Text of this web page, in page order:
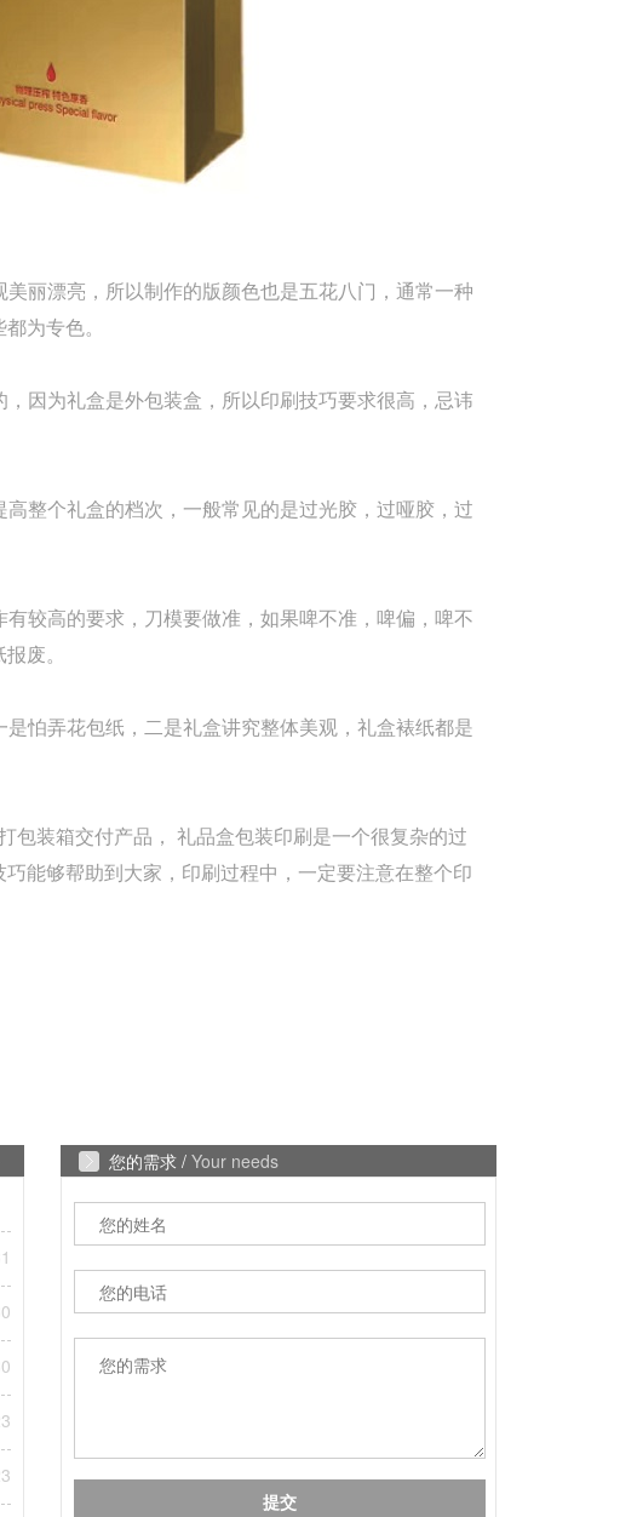
丽漂亮，所以制作的版颜色也是五花八门，通常一种
为专色。
因为礼盒是外包装盒，所以印刷技巧要求很高，忌讳
整个礼盒的档次，一般常见的是过光胶，过哑胶，过
较高的要求，刀模要做准，如果啤不准，啤偏，啤不
废。
怕弄花包纸，二是礼盒讲究整体美观，礼盒裱纸都是
包装箱交付产品， 礼品盒包装印刷是一个很复杂的过
能够帮助到大家，印刷过程中，一定要注意在整个印
您的需求 / Your needs